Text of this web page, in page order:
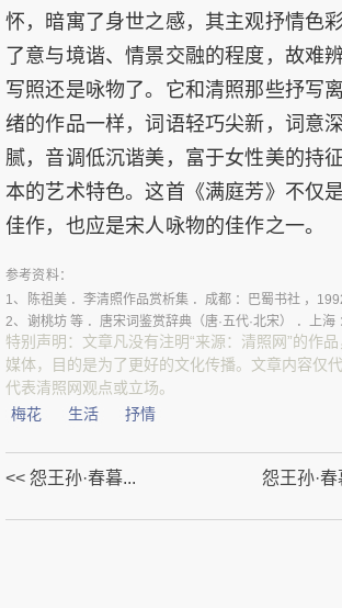
怀，暗寓了身世之感，其主观抒情色
了意与境谐、情景交融的程度，故难
写照还是咏物了。它和清照那些抒写
绪的作品一样，词语轻巧尖新，词意
腻，音调低沉谐美，富于女性美的持
本的艺术特色。这首《满庭芳》不仅
佳作，也应是宋人咏物的佳作之一。
参考资料：
1、
陈祖美 ．李清照作品赏析集 ．成都 ：巴蜀书社 ，
2、 谢桃坊 等 ．唐宋词鉴赏辞典（唐·五代·北宋） ．上
特别声明：文章凡没有注明“来源：清照网”的作
媒体，目的是为了更好的文化传播。文章内容仅
代表清照网观点或立场。
梅花
生活 抒情
<< 怨王孙·春暮... 怨王孙·春